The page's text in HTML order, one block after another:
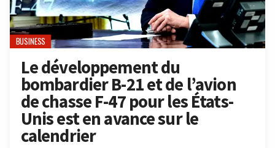
BUSINESS
Le développement du
bombardier B-21 et de l’avion
de chasse F-47 pour les États-
Unis est en avance sur le
calendrier